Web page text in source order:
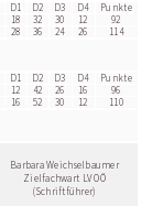
D1 D2 D3 D4
Punkte
18 32 30 12
92
28 36 24 26
114
D1 D2 D3 D4
Punkte
12 42 26 16
96
16 52 30 12
110
Barbara Weichselbaumer
Zielfachwart LV OÖ
(Schriftführer)